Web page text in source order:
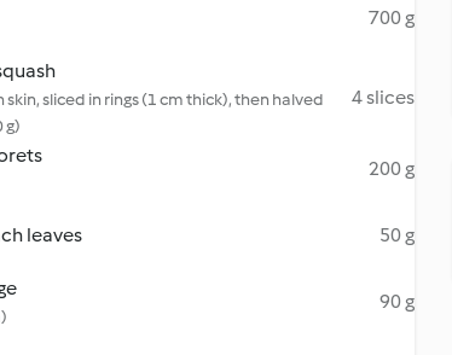
700 g
sliced in rings (1 cm thick), then halved
g)
4 slices
200 g
leaves 50 g
90 g